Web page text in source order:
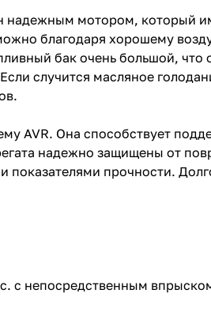
надежным мотором, который
благодаря хорошему
бак очень большой, что
случится масляное
AVR. Она способствует
надежно защищены от
прочности.
с непосредственным